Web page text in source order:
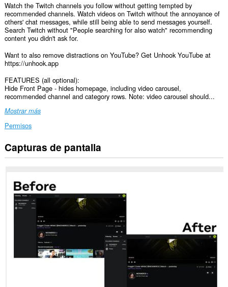
Watch the Twitch channels you follow without getting tempted by
recommended channels. Watch videos on Twitch without the annoyance of
others' chat messages, while still being able to send messages yourself.
Search Twitch without "People searching for also watch" recommending
content you didn't ask for.
Want to also remove distractions on YouTube? Get Unhook YouTube at
https://unhook.app
FEATURES (all optional):
Hide Front Page - hides homepage, including video carousel,
recommended channel and category rows. Note: video carousel should...
Mostrar más
Permisos
Esta
extensión
datos
Capturas de pantalla